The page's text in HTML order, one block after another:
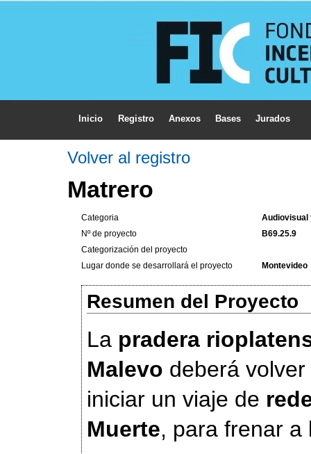
Inicio Registro Anexos Bases Jurados
Volver al registro
Matrero
Categoria
Audiovisual
Nº de proyecto
B69.25.9
Categorización del proyecto
Lugar donde se desarrollará el proyecto
Montevideo
Resumen del Proyecto
La pradera
Malevo deberá
iniciar un viaje de
Muerte, para frenar